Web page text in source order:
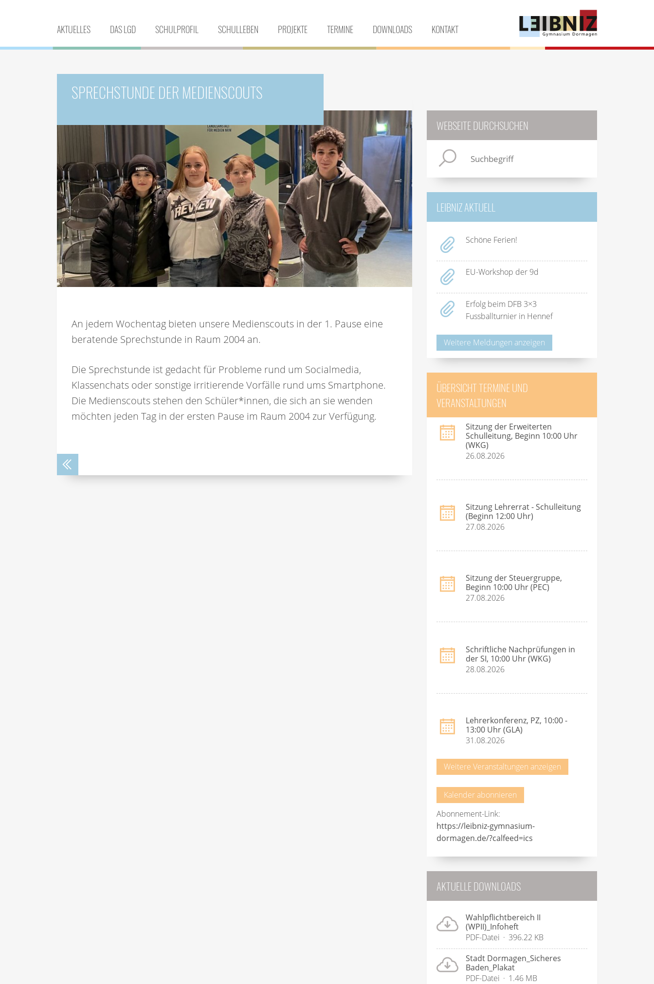
AKTUELLES DAS LGD SCHULPROFIL SCHULLEBEN PROJEKTE TERMINE DOWNLOADS KONTAKT
SPRECHSTUNDE DER MEDIENSCOUTS
An jedem Wochentag bieten unsere Medienscouts in der 1. Pause eine
beratende Sprechstunde in Raum 2004 an.
Die Sprechstunde ist gedacht für Probleme rund um Socialmedia,
Klassenchats oder sonstige irritierende Vorfälle rund ums Smartphone.
Die Medienscouts stehen den Schüler*innen, die sich an sie wenden
möchten jeden Tag in der ersten Pause im Raum 2004 zur Verfügung.
WEBSEITE DURCHSUCHEN
LEIBNIZ AKTUELL
Schöne Ferien!
EU-Workshop der 9d
Erfolg beim DFB 3×3
Fussballturnier in Hennef
Weitere Meldungen anzeigen
ÜBERSICHT TERMINE UND
VERANSTALTUNGEN
Sitzung der Erweiterten
Schulleitung, Beginn 10:00 Uhr
(WKG)
26.08.2026
Sitzung Lehrerrat - Schulleitung
(Beginn 12:00 Uhr)
27.08.2026
Sitzung der Steuergruppe,
Beginn 10:00 Uhr (PEC)
27.08.2026
Schriftliche Nachprüfungen in
der SI, 10:00 Uhr (WKG)
28.08.2026
Lehrerkonferenz, PZ, 10:00 -
13:00 Uhr (GLA)
31.08.2026
Weitere Veranstaltungen anzeigen
Kalender abonnieren
Abonnement-Link:
https://leibniz-gymnasium-
dormagen.de/?calfeed=ics
AKTUELLE DOWNLOADS
Wahlpflichtbereich II
(WPII)_Infoheft
PDF-Datei
396.22 KB
Stadt Dormagen_Sicheres
Baden_Plakat
PDF-Datei
1.46 MB